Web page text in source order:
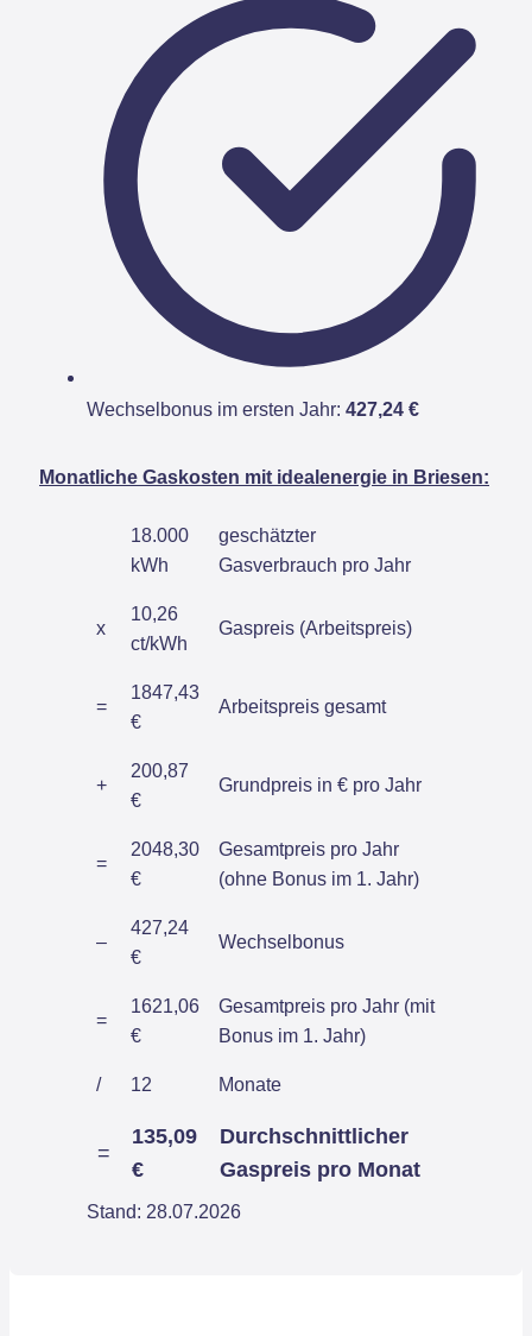
Wechselbonus im ersten Jahr: 427,24 €
Monatliche Gaskosten mit idealenergie in Briesen:
18.000
kWh
geschätzter
Gasverbrauch pro Jahr
x
10,26
ct/kWh
Gaspreis (Arbeitspreis)
=
1847,43
€
Arbeitspreis gesamt
+
200,87
€
Grundpreis in € pro Jahr
=
2048,30
€
Gesamtpreis pro Jahr
(ohne Bonus im 1. Jahr)
–
427,24
€
Wechselbonus
=
1621,06
€
Gesamtpreis pro Jahr (mit
Bonus im 1. Jahr)
/ 12 Monate
=
135,09
€
Durchschnittlicher
Gaspreis pro Monat
Stand: 28.07.2026